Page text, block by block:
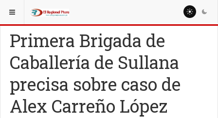
ESTÁ AQUÍ:
Primera Brigada de
Caballería de Sullana
precisa sobre caso de
Alex Carreño López